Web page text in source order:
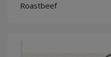
Roastbeef